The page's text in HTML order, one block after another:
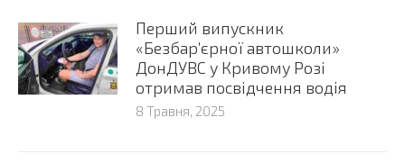
Перший випускник
«Безбар’єрної автошколи»
ДонДУВС у Кривому Розі
отримав посвідчення водія
8 Травня, 2025